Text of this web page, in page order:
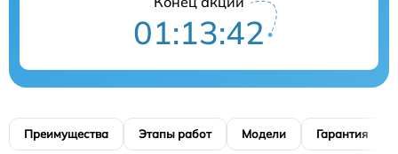
01:13:42
Преимущества Этапы работ Модели Гарантия